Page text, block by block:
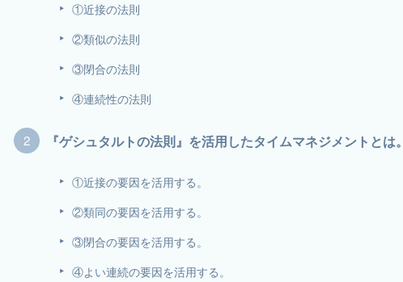
①近接の法則
②類似の法則
③閉合の法則
④連続性の法則
『ゲシュタルトの法則』を活用したタイムマネジメントとは。
①近接の要因を活用する。
②類同の要因を活用する。
③閉合の要因を活用する。
④よい連続の要因を活用する。